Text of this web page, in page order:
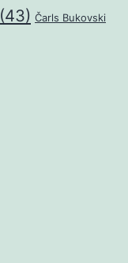
(43) Čarls Bukovski